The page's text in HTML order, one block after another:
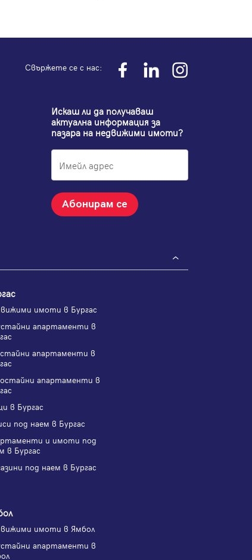
Свържете се с нас:
Искаш ли да получаваш
актуална информация за
пазара на недвижими имоти?
Абонирам се
имоти в Бургас
апартаменти в
апартаменти в
апартаменти в
в Бургас
под наем в Бургас
и имоти под
в Бургас
под наем в Бургас
имоти в Ямбол
апартаменти в